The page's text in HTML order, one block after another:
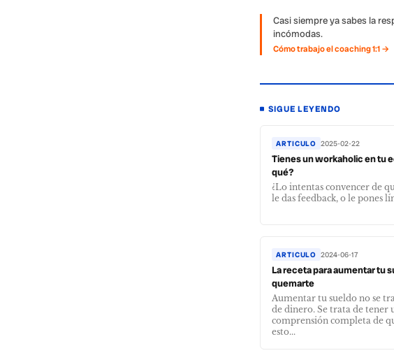
Casi siempre ya sabes la
incómodas.
Cómo trabajo el coaching 1:1 →
SIGUE LEYENDO
ARTICULO 2025-02-22
Tienes un workaholic en tu
qué?
¿Lo intentas convencer de
le das feedback, o le pones
ARTICULO 2024-06-17
La receta para aumentar tu
quemarte
Aumentar tu sueldo no se
de dinero. Se trata de tener
comprensión completa de
esto...